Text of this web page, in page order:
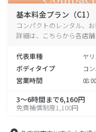
基本料金プラン（C1）
コンパクトのレンタル、
詳細は、こちらから各店舗
代表車種 ヤ
ボディタイプ コ
営業時間
3～6時間まで6,160円
免責補償制度1,100円